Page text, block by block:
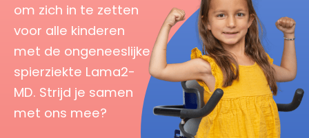
om zich in te zetten
voor alle kinderen
met de ongeneeslijke
spierziekte Lama2-
MD. Strijd je samen
met ons mee?